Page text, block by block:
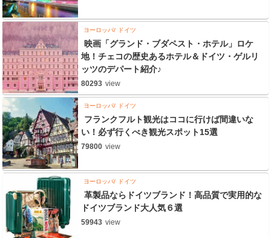
ヨーロッパ ドイツ
映画「グランド・ブダペスト・ホテル」ロケ
地！チェコの歴史あるホテル＆ドイツ・ゲルリ
ッツのデパート紹介♪
80293 view
ヨーロッパ ドイツ
フランクフルト観光はココに行けば間違いな
い！必ず行くべき観光スポット15選
79800 view
ヨーロッパ ドイツ
革製品ならドイツブランド！高品質で実用的な
ドイツブランド大人気６選
59943 view